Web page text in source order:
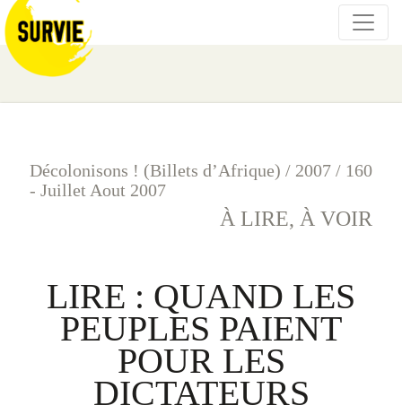
Décolonisons ! (Billets d’Afrique) / 2007 / 160
- Juillet Aout 2007
À LIRE, À VOIR
LIRE : QUAND LES
PEUPLES PAIENT
POUR LES
DICTATEURS